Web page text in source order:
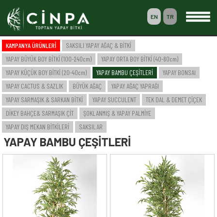
EN TR
SEPETİM
ÜYELİK
-- ANASAYFA --
-- KURUMSAL --
SAKSILI YAPAY AĞAÇ & BİTKİ
YAPAY BÜYÜK BOY BİTKİ (100-240cm)
YAPAY ORTA BOY BİTKİ (40-80cm)
YAPAY KÜÇÜK BOY BİTKİ (20-40cm)
YAPAY BAMBU ÇEŞİTLERİ
YAPAY CACTUS & SAZLIK
KAMPANYA ÜRÜNLERİ
SAKSILI YAPAY AĞAÇ & BİTKİ
YAPAY BÜYÜK BOY BİTKİ (100-240cm)
YAPAY ORTA BOY BİTKİ (40-80cm)
YAPAY KÜÇÜK BOY BİTKİ (20-40cm)
YAPAY BAMBU ÇEŞİTLERİ
YAPAY BONSAI
YAPAY CACTUS & SAZLIK
BÜYÜK AĞAÇ
YAPAY AĞAÇ YAPRAĞI
YAPAY SARMAŞIK & SARKAN BİTKİ
YAPAY SUCCULENT
TEK DAL & DEMET ÇİÇEK
DİKEY BAHÇE& SARMAŞIK ÇİT
ŞOKLANMIŞ & YAPAY PALMİYE
YAPAY DIŞ MEKAN BİTKİLERİ
SAKSILAR
YAPAY BAMBU ÇEŞİTLERİ